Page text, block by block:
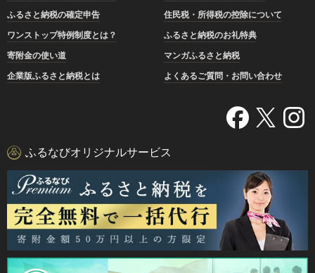
ふるさと納税の確定申告
住民税・所得税の控除について
ワンストップ特例制度とは？
ふるさと納税のお礼特典
寄附金の使い道
マンガふるさと納税
企業版ふるさと納税とは
よくあるご質問・お問い合わせ
ふるなびオリジナルサービス